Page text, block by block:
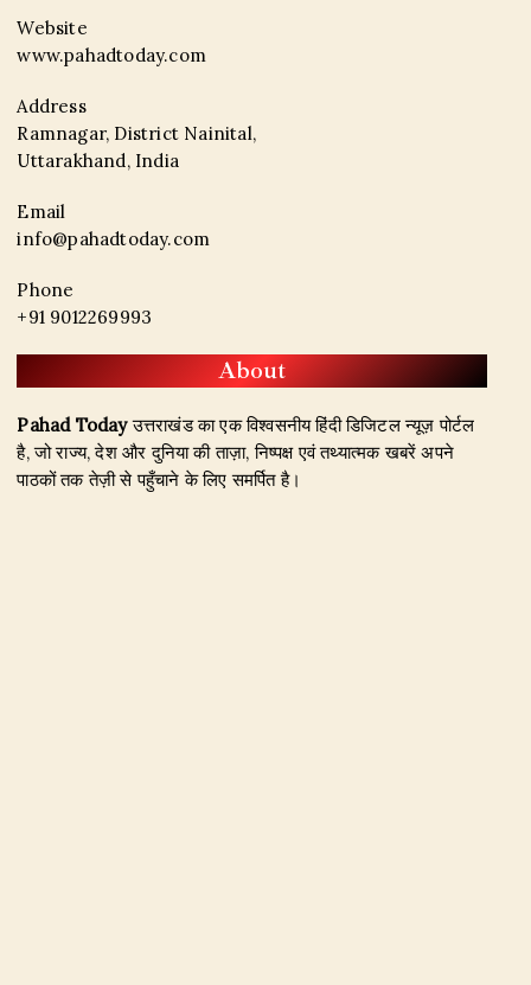
Website
www.pahadtoday.com
Address
Ramnagar, District Nainital,
Uttarakhand, India
Email
info@pahadtoday.com
Phone
+91 9012269993
About
Pahad Todayउत्तराखंड का एक विश्वसनीय हिंदी डिजिटल न्यूज़ पोर्टल
है, जो राज्य, देश और दुनिया की ताज़ा, निष्पक्ष एवं तथ्यात्मक खबरें अपने
पाठकों तक तेज़ी से पहुँचाने के लिए समर्पित है।